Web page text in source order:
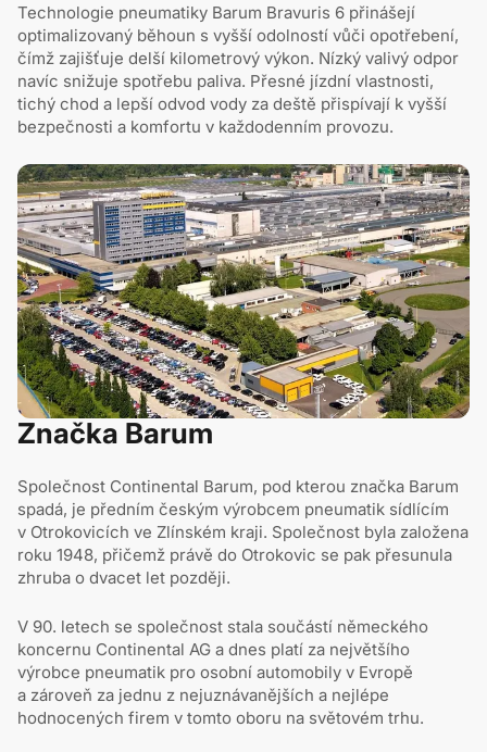
Technologie pneumatiky Barum Bravuris 6 přinášejí
optimalizovaný běhoun s vyšší odolností vůči opotřebení,
čímž zajišťuje delší kilometrový výkon. Nízký valivý odpor
navíc snižuje spotřebu paliva. Přesné jízdní vlastnosti,
tichý chod a lepší odvod vody za deště přispívají k vyšší
bezpečnosti a komfortu v každodenním provozu.
Značka Barum
Společnost Continental Barum, pod kterou značka Barum
spadá, je předním českým výrobcem pneumatik sídlícím
v Otrokovicích ve Zlínském kraji. Společnost byla založena
roku 1948, přičemž právě do Otrokovic se pak přesunula
zhruba o dvacet let později.
V 90. letech se společnost stala součástí německého
koncernu Continental AG a dnes platí za největšího
výrobce pneumatik pro osobní automobily v Evropě
a zároveň za jednu z nejuznávanějších a nejlépe
hodnocených firem v tomto oboru na světovém trhu.